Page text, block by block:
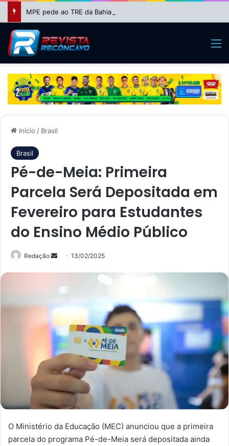
Início / Brasil
Brasil
Pé-de-Meia: Primeira
Parcela Será Depositada em
Fevereiro para Estudantes
do Ensino Médio Público
Redação
Mande
mail
13/02/2025
O Ministério da Educação (MEC) anunciou que a primeira
parcela do programa Pé-de-Meia será depositada ainda